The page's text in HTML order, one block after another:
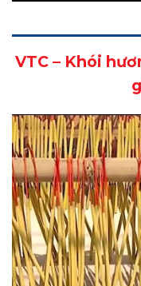
VTC – Khói